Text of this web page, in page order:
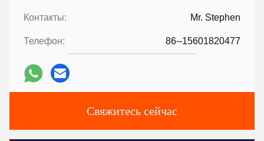
Контакты: Mr. Stephen
Телефон: 86--15601820477
Свяжитесь сейчас